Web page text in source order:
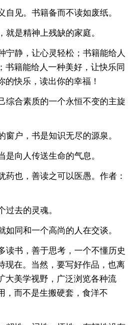
自见。书籍备而不读如废纸。
就是精神上残缺的家庭。
宁静，让心灵轻松；书籍能给人
书籍能给人一种美好，让快乐同
的快乐，读出你的幸福！
综合素质的一个永恒不变的主旋
窗户，书是知识无尽的源泉。
是向人传送生命的气息。
药也，善读之可以医愚。作者：
过去的灵魂。
如同和一个高尚的人在交谈。
读书，善于思考，一个不懂历史
现在。当然，要写好作品，也离
大美学视野，广泛浏览各种流
，而不是生搬硬套，食洋不